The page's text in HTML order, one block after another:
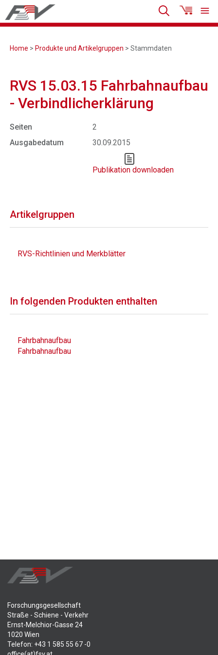
Home > Produkte und Artikelgruppen > Stammdaten
RVS 15.03.15 Fahrbahnaufbau
- Verbindlicherklärung
Seiten
2
Ausgabedatum
30.09.2015
Publikation downloaden
Artikelgruppen
RVS-Richtlinien und Merkblätter
In folgenden Produkten enthalten
Fahrbahnaufbau
Fahrbahnaufbau
Forschungsgesellschaft
Straße - Schiene - Verkehr
Ernst-Melchior-Gasse 24
1020 Wien
Telefon: +43 1 585 55 67 -0